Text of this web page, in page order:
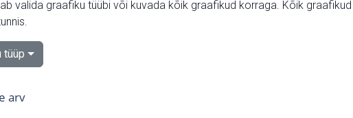
valida graafiku tüübi või kuvada kõik graafikud korraga. Kõik
tüüp
arv